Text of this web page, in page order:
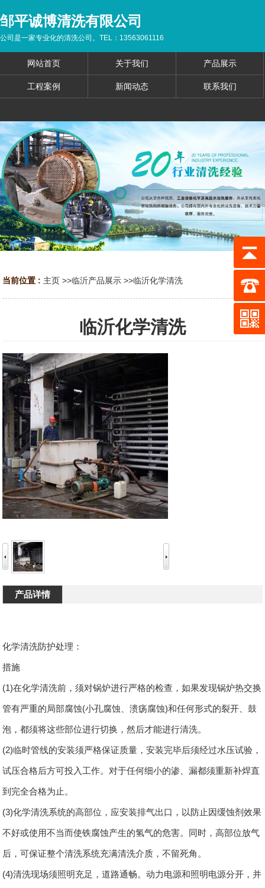
邹平诚博清洗有限公司
公司是一家专业化的清洗公司。TEL：13563061116
网站首页 关于我们 产品展示
工程案例 新闻动态 联系我们
当前位置 : 主页 >>临沂产品展示 >>临沂化学清洗
临沂化学清洗
产品详情
化学清洗防护处理：
措施
(1)在化学清洗前，须对锅炉进行严格的检查，如果发现锅炉热交换
管有严重的局部腐蚀(小孔腐蚀、溃疡腐蚀)和任何形式的裂开、鼓
泡，都须将这些部位进行切换，然后才能进行清洗。
(2)临时管线的安装须严格保证质量，安装完毕后须经过水压试验，
试压合格后方可投入工作。对于任何细小的渗、漏都须重新补焊直
到完全合格为止。
(3)化学清洗系统的高部位，应安装排气出口，以防止因缓蚀剂效果
不好或使用不当而使铁腐蚀产生的氢气的危害。同时，高部位放气
后，可保证整个清洗系统充满清洗介质，不留死角。
(4)清洗现场须照明充足，道路通畅。动力电源和照明电源分开，并